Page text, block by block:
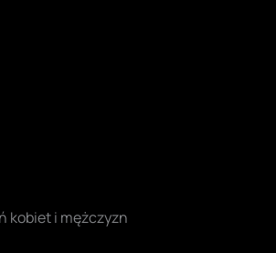
kobiet i mężczyzn